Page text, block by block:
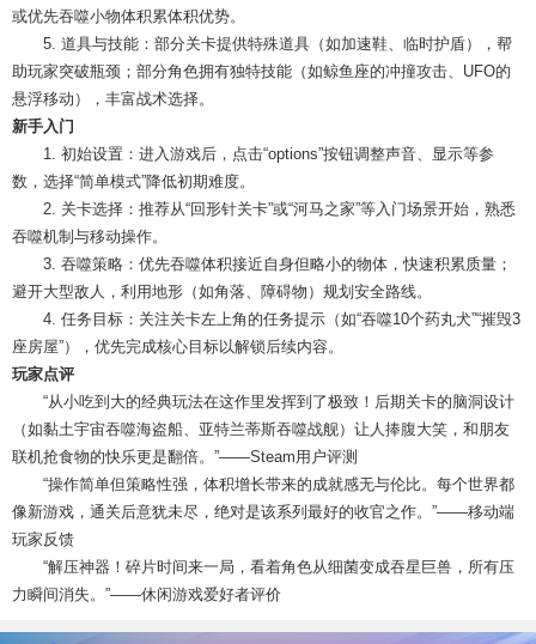
或优先吞噬小物体积累体积优势。
5. 道具与技能：部分关卡提供特殊道具（如加速鞋、临时护盾），帮
助玩家突破瓶颈；部分角色拥有独特技能（如鲸鱼座的冲撞攻击、UFO的
悬浮移动），丰富战术选择。
新手入门
1. 初始设置：进入游戏后，点击“options”按钮调整声音、显示等参
数，选择“简单模式”降低初期难度。
2. 关卡选择：推荐从“回形针关卡”或“河马之家”等入门场景开始，熟悉
吞噬机制与移动操作。
3. 吞噬策略：优先吞噬体积接近自身但略小的物体，快速积累质量；
避开大型敌人，利用地形（如角落、障碍物）规划安全路线。
4. 任务目标：关注关卡左上角的任务提示（如“吞噬10个药丸犬”“摧毁3
座房屋”），优先完成核心目标以解锁后续内容。
玩家点评
“从小吃到大的经典玩法在这作里发挥到了极致！后期关卡的脑洞设计
（如黏土宇宙吞噬海盗船、亚特兰蒂斯吞噬战舰）让人捧腹大笑，和朋友
联机抢食物的快乐更是翻倍。”——Steam用户评测
“操作简单但策略性强，体积增长带来的成就感无与伦比。每个世界都
像新游戏，通关后意犹未尽，绝对是该系列最好的收官之作。”——移动端
玩家反馈
“解压神器！碎片时间来一局，看着角色从细菌变成吞星巨兽，所有压
力瞬间消失。”——休闲游戏爱好者评价